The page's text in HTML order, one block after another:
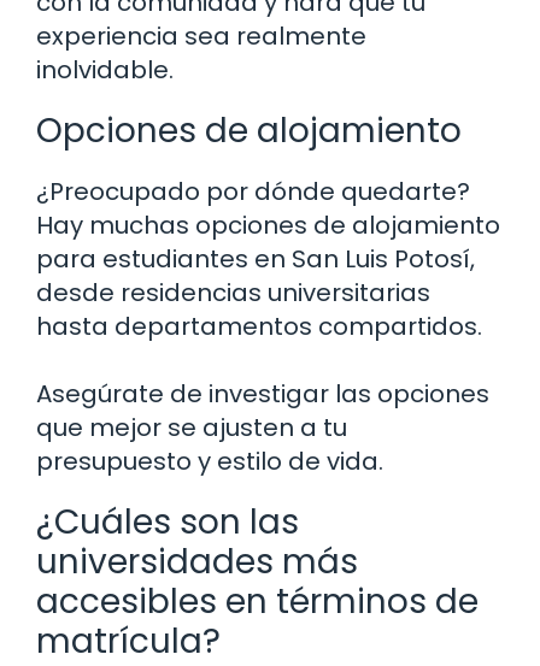
experiencia sea realmente
inolvidable.
Opciones de alojamiento
¿Preocupado por dónde quedarte?
Hay muchas opciones de alojamiento
para estudiantes en San Luis Potosí,
desde residencias universitarias
hasta departamentos compartidos.
Asegúrate de investigar las opciones
que mejor se ajusten a tu
presupuesto y estilo de vida.
¿Cuáles son las
universidades más
accesibles en términos de
matrícula?